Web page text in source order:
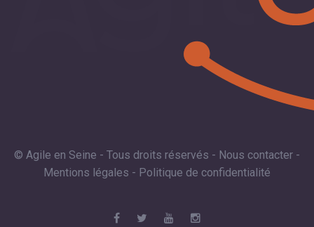
© Agile en Seine - Tous droits réservés - Nous contacter -
Mentions légales - Politique de confidentialité